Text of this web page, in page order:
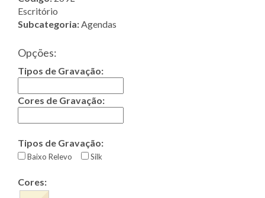
Escritório
Subcategoria:Agendas
Opções:
Tipos de Gravação:
Cores de Gravação:
Tipos de Gravação:
Baixo Relevo Silk
Cores: